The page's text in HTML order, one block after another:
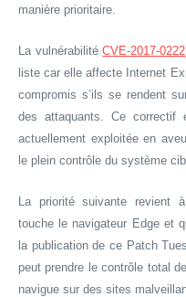
manière prioritaire.
La vulnérabilitéCVE-2017-0222
liste car elle affecte Internet
compromis s’ils se rendent
des attaquants. Ce correctif
actuellement exploitée en
le plein contrôle du système
La priorité suivante revient
touche le navigateur Edge et
la publication de ce Patch
peut prendre le contrôle total
navigue sur des sites